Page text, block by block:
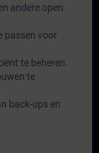
andere open
passen voor
te beheren.
te
back-ups en